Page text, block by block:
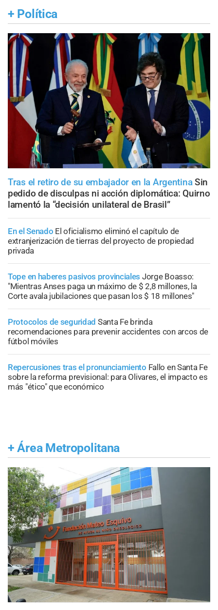
+ Política
Tras el retiro de su embajador en la Argentina Sin
pedido de disculpas ni acción diplomática: Quirno
lamentó la “decisión unilateral de Brasil”
En el Senado El oficialismo eliminó el capítulo de
extranjerización de tierras del proyecto de propiedad
privada
Tope en haberes pasivos provinciales Jorge Boasso:
"Mientras Anses paga un máximo de $ 2,8 millones, la
Corte avala jubilaciones que pasan los $ 18 millones"
Protocolos de seguridad Santa Fe brinda
recomendaciones para prevenir accidentes con arcos de
fútbol móviles
Repercusiones tras el pronunciamiento Fallo en Santa Fe
sobre la reforma previsional: para Olivares, el impacto es
más "ético" que económico
+ Área Metropolitana